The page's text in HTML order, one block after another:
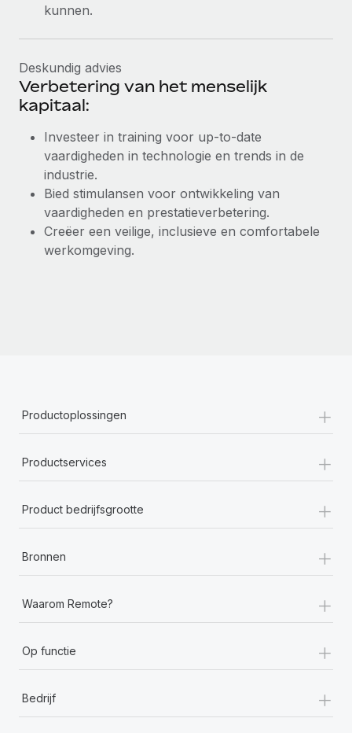
kunnen.
Deskundig advies
Verbetering van het menselijk
kapitaal:
Investeer in training voor up-to-date
vaardigheden in technologie en trends in de
industrie.
Bied stimulansen voor ontwikkeling van
vaardigheden en prestatieverbetering.
Creëer een veilige, inclusieve en comfortabele
werkomgeving.
Productoplossingen +
Productservices +
Product bedrijfsgrootte +
Bronnen +
Waarom Remote? +
Op functie +
Bedrijf
+